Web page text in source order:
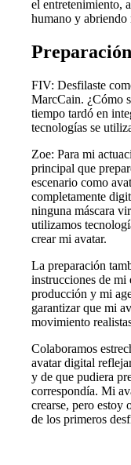
el entretenimiento,
humano y abriendo
FIV: Desfilaste
MarcCain. ¿Cómo
tiempo tardó en
tecnologías se
Zoe: Para mi
principal que
escenario como
completamente
ninguna máscara
utilizamos
crear mi avatar.
La preparación
instrucciones de
producción y mi
garantizar que mi
movimiento
Colaboramos
avatar digital
y de que pudiera
correspondía. Mi
crearse, pero estoy
de los primeros